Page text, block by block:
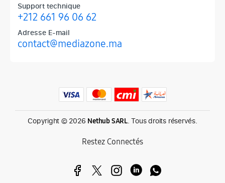
Support technique
+212 661 96 06 62
Adresse E-mail
contact@mediazone.ma
Produits phares chez Mediazone
Retrouvez chez Mediazone les références incontournables :
Copyright © 2026 Nethub SARL. Tous droits réservés.
Restez Connectés